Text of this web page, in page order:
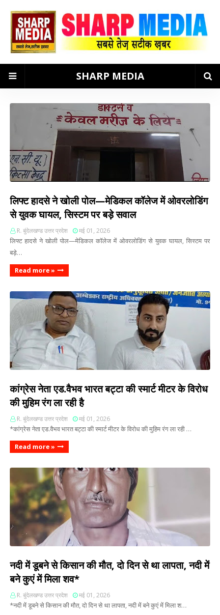
SHARP MEDIA
लिफ्ट हादसे ने खोली पोल—मेडिकल कॉलेज में ओवरलोडिंग
से युवक घायल, सिस्टम पर बड़े सवाल
R. बुंदेलखण्ड उत्तर प्रदेश मई 01, 2026
लिफ्ट हादसे ने खोली पोल—मेडिकल कॉलेज में ओवरलोडिंग से युवक घायल, सिस्टम पर
बड़े…
Read more »
कांग्रेस नेता एड.वैभव भारत बट्टा की स्मार्ट मीटर के विरोध
की मुहिम रंग ला रही है
R. बुंदेलखण्ड उत्तर प्रदेश मई 01, 2026
*कांग्रेस नेता एड.वैभव भारत बट्टा की स्मार्ट मीटर के विरोध की मुहिम रंग ला रही …
Read more »
नदी में डूबने से किसान की मौत, दो दिन से था लापता, नदी में
बने कुएं में मिला शव*
R. बुंदेलखण्ड उत्तर प्रदेश मई 01, 2026
*नदी में डूबने से किसान की मौत, दो दिन से था लापता, नदी में बने कुएं में मिला श…